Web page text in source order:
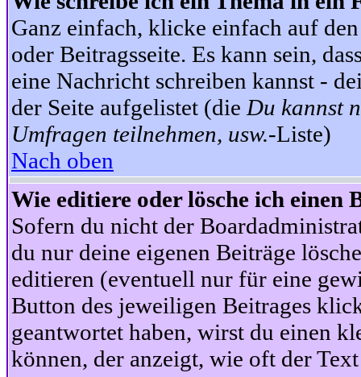
Ganz einfach, klicke einfach auf
oder Beitragsseite. Es kann sein,
eine Nachricht schreiben kannst -
der Seite aufgelistet (die Du kannst
Umfragen teilnehmen, usw.-Liste)
Nach oben
Wie editiere oder lösche ich einen
Sofern du nicht der
du nur deine eigenen Beiträge
editieren (eventuell nur für eine
Button des jeweiligen Beitrages
geantwortet haben, wirst du einen
können, der anzeigt, wie oft der